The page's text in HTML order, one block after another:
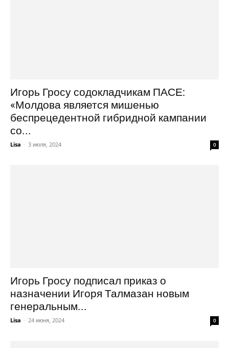
Игорь Гросу содокладчикам ПАСЕ:
«Молдова является мишенью
беспрецедентной гибридной кампании
со...
Lisa - 3 июля, 2024 0
Игорь Гросу подписал приказ о
назначении Игоря Талмазан новым
генеральным...
Lisa - 24 июня, 2024 0